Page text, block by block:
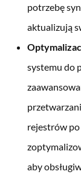
potrzebę
aktualizują
systemu do
rejestrów po
aby